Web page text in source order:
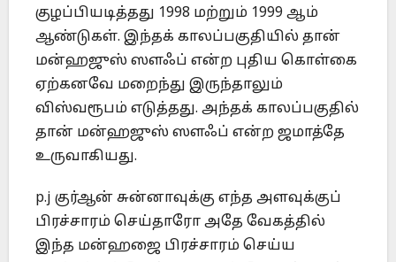
குழப்பியடித்தது 1998 மற்றும் 1999 ஆம்
ஆண்டுகள். இந்தக் காலப்பகுதியில் தான்
மன்ஹஜுஸ் ஸளஃப் என்ற புதிய கொள்கை
ஏற்கனவே மறைந்து இருந்தாலும்
விஸ்வரூபம் எடுத்தது. அந்தக் காலப்பகுதில்
தான் மன்ஹஜுஸ் ஸளஃப் என்ற ஜமாத்தே
உருவாகியது.
p.j குர்ஆன் சுன்னாவுக்கு எந்த அளவுக்குப்
பிரச்சாரம் செய்தாரோ அதே வேகத்தில்
இந்த மன்ஹஜை பிரச்சாரம் செய்ய